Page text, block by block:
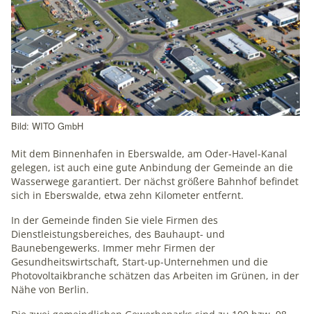
Bild: WITO GmbH
Mit dem Binnenhafen in Eberswalde, am Oder-Havel-Kanal
gelegen, ist auch eine gute Anbindung der Gemeinde an die
Wasserwege garantiert. Der nächst größere Bahnhof befindet
sich in Eberswalde, etwa zehn Kilometer entfernt.
In der Gemeinde finden Sie viele Firmen des
Dienstleistungsbereiches, des Bauhaupt- und
Baunebengewerks. Immer mehr Firmen der
Gesundheitswirtschaft, Start-up-Unternehmen und die
Photovoltaikbranche schätzen das Arbeiten im Grünen, in der
Nähe von Berlin.
Funktionen der Website benötigt. Dadurch ist
gewährleistet, dass die Website einwandfrei funktioniert.
mtm_consent
Name:
mtm_consent, mtm_consent_removed
Anbieter:
Zweck:
Cookies zum Speichern der Cookie Consent
Einstellungen
Cookie Laufzeit:
1 Jahr
mindshape Cookie Consent